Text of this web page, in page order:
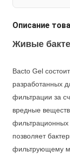
Описание
Живые
Bacto Gel
разработанных
фильтрации за
вредные
фильтрационных
позволяет
фильтрующему